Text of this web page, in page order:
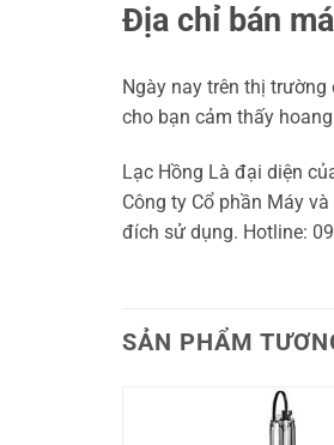
Địa chỉ bán
Ngày nay trên thị
cho bạn cảm thấy
Lạc Hồng Là đại diện
Công ty Cổ phần Máy
đích sử dụng. Hotline:
SẢN PHẨM